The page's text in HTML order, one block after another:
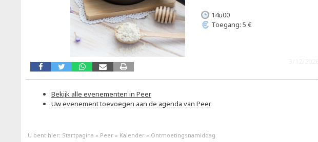
14u00
Toegang: 5 €
Bekijk alle evenementen in Peer
Uw evenement toevoegen aan de agenda van Peer
U bent hier: Startpagina » Peer » Kalender » Ontmoetingsnamiddag